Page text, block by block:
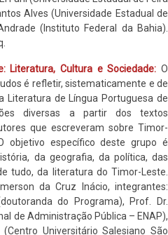
Alves (Universidade Estadual de
(Instituto Federal da Bahia).
Literatura, Cultura e Sociedade: O
é refletir, sistematicamente e de
Literatura de Língua Portuguesa de
diversas a partir dos textos
que escreveram sobre Timor-
objetivo específico deste grupo é
da geografia, da política, das
tudo, da literatura do Timor-Leste.
da Cruz Inácio, integrantes:
do Programa), Prof. Dr.
de Administração Pública – ENAP),
Universitário Salesiano São